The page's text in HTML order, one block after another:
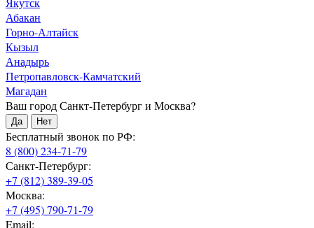
Абакан
Горно-Алтайск
Кызыл
Анадырь
Петропавловск-Камчатский
Магадан
Ваш город Санкт-Петербург и Москва?
Да Нет
Бесплатный звонок по РФ:
8 (800) 234-71-79
Санкт-Петербург:
+7 (812) 389-39-05
Москва:
+7 (495) 790-71-79
Email: